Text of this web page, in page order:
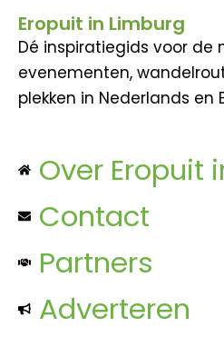
Eropuit in Limburg
Dé inspiratiegids voor de
evenementen,
plekken in Nederlands en
Over Eropuit
Contact
Partners
Adverteren